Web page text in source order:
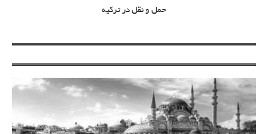
حمل و نقل در ترکیه